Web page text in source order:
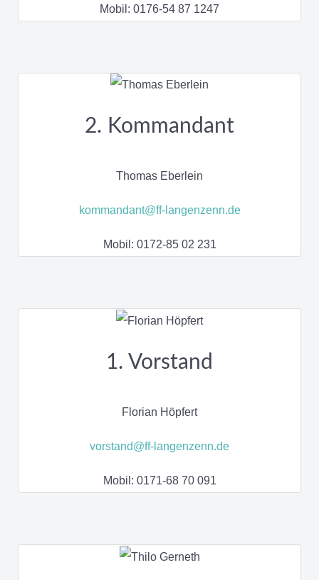
Mobil: 0176-54 87 1247
2. Kommandant
Thomas Eberlein
kommandant@ff-langenzenn.de
Mobil: 0172-85 02 231
1. Vorstand
Florian Höpfert
vorstand@ff-langenzenn.de
Mobil: 0171-68 70 091